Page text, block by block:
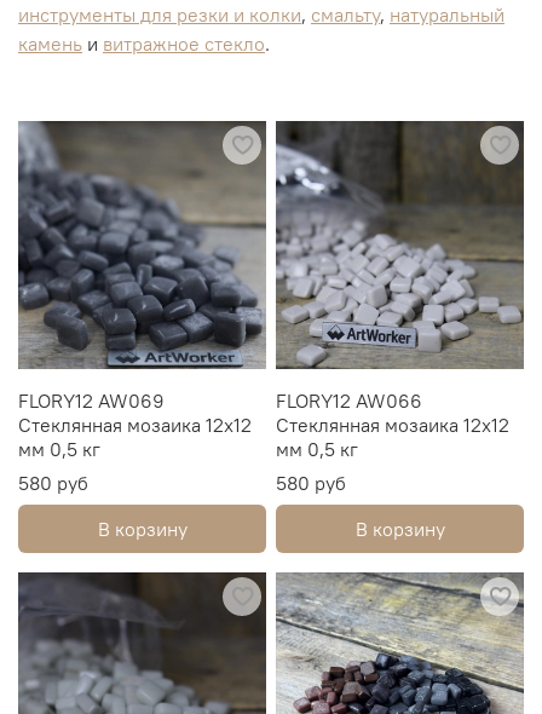
инструменты для резки и колки, смальту, натуральный
камень и витражное стекло.
FLORY12 AW069
Стеклянная мозаика 12х12
мм 0,5 кг
580 руб
В корзину
FLORY12 AW066
Стеклянная мозаика 12х12
мм 0,5 кг
580 руб
В корзину